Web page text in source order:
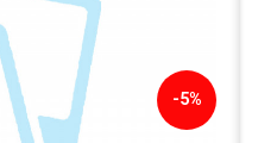
-5%